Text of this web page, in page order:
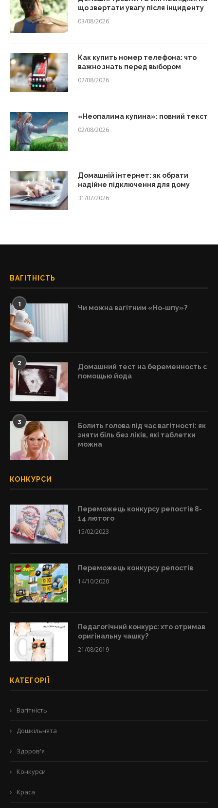
що звертати увагу після інциденту
03/08/2026
Как купить номер телефона: что
важно знать перед выбором
02/08/2026
«Неопалима купина»: повний текст
02/08/2026
Домашній інтернет: як обрати
надійне підключення для дому
31/07/2026
ВАГІТНІСТЬ
1 Чи можна вагітним «Но-шпу»?
2
Домашний тест на беременность с
помощью йода
3
Болить голова під час вагітності: як
зняти біль без ліків, які таблетки
можна
КОНКУРСИ
Переможець конкурсу репостів 8-
14 лютого
15/02/2023
Переможець конкурсу репостів
14/10/2020
Педагогічний конкурс: хто отримав
оригінальну чашку?
21/08/2019
КАТЕГОРІЇ
Вагітність
Дошкільнята
Здоров'я
Конкурси
Краса